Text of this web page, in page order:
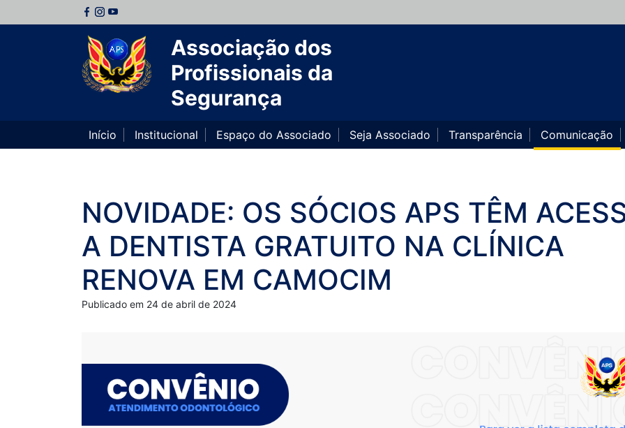
Associação dos
Profissionais da
Segurança
Início Institucional Espaço do Associado Seja Associado Transparência Comunicação
NOVIDADE: OS SÓCIOS APS TÊM
A DENTISTA GRATUITO NA CLÍNICA
RENOVA EM CAMOCIM
Publicado em 24 de abril de 2024